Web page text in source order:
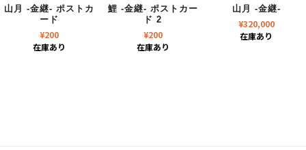
山月 -金継- ポストカ
ード
¥200
在庫あり
鯉 -金継- ポストカー
ド 2
¥200
在庫あり
山月 -金継-
¥320,000
在庫あり